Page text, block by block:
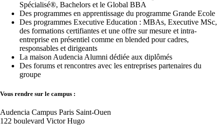
Spécialisé®, Bachelors et le Global BBA
Des programmes en apprentissage du programme Grande Ecole
Des programmes Executive Education : MBAs, Executive MSc,
des formations certifiantes et une offre sur mesure et intra-
entreprise en présentiel comme en blended pour cadres,
responsables et dirigeants
La maison Audencia Alumni dédiée aux diplômés
Des forums et rencontres avec les entreprises partenaires du
groupe
Vous rendre sur le campus :
Audencia Campus Paris Saint-Ouen
122 boulevard Victor Hugo